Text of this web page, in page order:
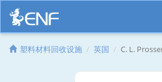
塑料材料回收设施 英国 C. L.